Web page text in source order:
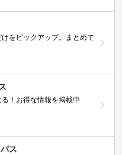
をピックアップ。まとめて
！お得な情報を掲載中
ス